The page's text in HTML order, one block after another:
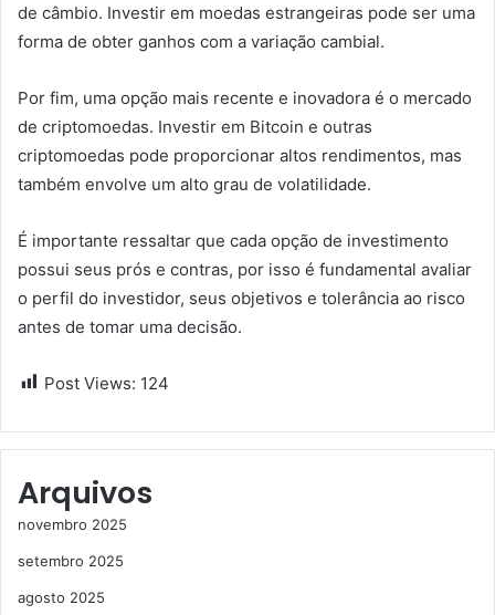
de câmbio. Investir em moedas estrangeiras pode ser uma
forma de obter ganhos com a variação cambial.
Por fim, uma opção mais recente e inovadora é o mercado
de criptomoedas. Investir em Bitcoin e outras
criptomoedas pode proporcionar altos rendimentos, mas
também envolve um alto grau de volatilidade.
É importante ressaltar que cada opção de investimento
possui seus prós e contras, por isso é fundamental avaliar
o perfil do investidor, seus objetivos e tolerância ao risco
antes de tomar uma decisão.
Post Views: 124
Arquivos
novembro 2025
setembro 2025
agosto 2025